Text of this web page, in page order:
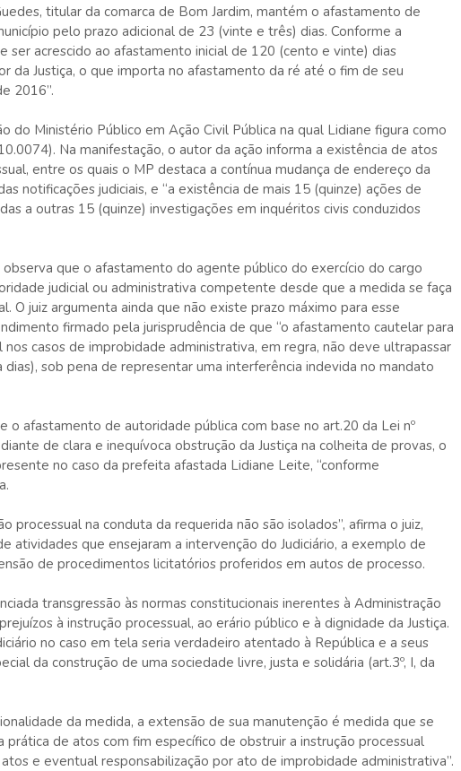
titular da comarca de Bom Jardim, mantém o afastamento de
pelo prazo adicional de 23 (vinte e três) dias. Conforme a
ser acrescido ao afastamento inicial de 120 (cento e vinte) dias
da Justiça, o que importa no afastamento da ré até o fim de seu
2016”.
do Ministério Público em Ação Civil Pública na qual Lidiane figura como
Na manifestação, o autor da ação informa a existência de atos
entre os quais o MP destaca a contínua mudança de endereço da
notificações judiciais, e “a existência de mais 15 (quinze) ações de
a outras 15 (quinze) investigações em inquéritos civis conduzidos
observa que o afastamento do agente público do exercício do cargo
judicial ou administrativa competente desde que a medida se faça
O juiz argumenta ainda que não existe prazo máximo para esse
firmado pela jurisprudência de que “o afastamento cautelar para
casos de improbidade administrativa, em regra, não deve ultrapassar
sob pena de representar uma interferência indevida no mandato
o afastamento de autoridade pública com base no art.20 da Lei nº
de clara e inequívoca obstrução da Justiça na colheita de provas, o
no caso da prefeita afastada Lidiane Leite, “conforme
processual na conduta da requerida não são isolados”, afirma o juiz,
atividades que ensejaram a intervenção do Judiciário, a exemplo de
de procedimentos licitatórios proferidos em autos de processo.
transgressão às normas constitucionais inerentes à Administração
à instrução processual, ao erário público e à dignidade da Justiça.
no caso em tela seria verdadeiro atentado à República e a seus
da construção de uma sociedade livre, justa e solidária (art.3º, I, da
da medida, a extensão de sua manutenção é medida que se
de atos com fim específico de obstruir a instrução processual
e eventual responsabilização por ato de improbidade administrativa”.